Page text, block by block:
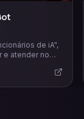
de iA",
e atender no
humana.